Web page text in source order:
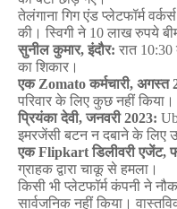
तेलंगाना गिग एंड प्लेटफॉर्म वर्कर्स
की। स्विगी ने10 लाख रुपये
सुनील कुमार,इंदौर: रात10:30
का शिकार।
एकZomatoकर्मचारी, अगस्त
परिवार के लिए कुछ नहीं किया।
प्रियंका देवी,जनवरी2023:
इमरजेंसी बटन न दबाने के लिए
एकFlipkartडिलीवरी एजेंट,
ग्राहक द्वारा चाकू से हमला।
किसी भी प्लेटफॉर्म कंपनी ने
सार्वजनिक नहीं किया।